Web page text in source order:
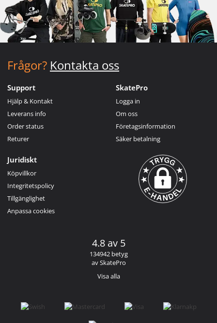
Frågor? Kontakta oss
Support
Hjälp & Kontakt
Leverans info
Order status
Returer
SkatePro
Logga in
Om oss
Företagsinformation
Säker betalning
Juridiskt
Köpvillkor
Integritetspolicy
Tillgänglighet
Anpassa cookies
4.8 av 5
134942 betyg
av SkatePro
Visa alla